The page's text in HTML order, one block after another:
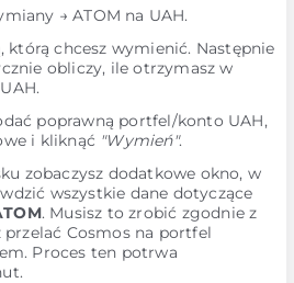
→ ATOM na UAH.
którą chcesz wymienić. Następnie
obliczy, ile otrzymasz w
poprawną portfel/konto UAH,
i kliknąć "Wymień".
zobaczysz dodatkowe okno, w
wszystkie dane dotyczące
. Musisz to zrobić zgodnie z
Cosmos na portfel
Proces ten potrwa